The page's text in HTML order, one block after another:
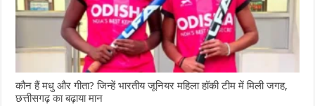
कौन हैं मधु और गीता? जिन्हें भारतीय जूनियर महिला हॉकी टीम में मिली जगह,
छत्तीसगढ़ का बढ़ाया मान